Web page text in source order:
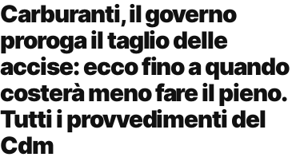
Carburanti, il governo
proroga il taglio delle
accise: ecco fino a quando
costerà meno fare il pieno.
Tutti i provvedimenti del
Cdm